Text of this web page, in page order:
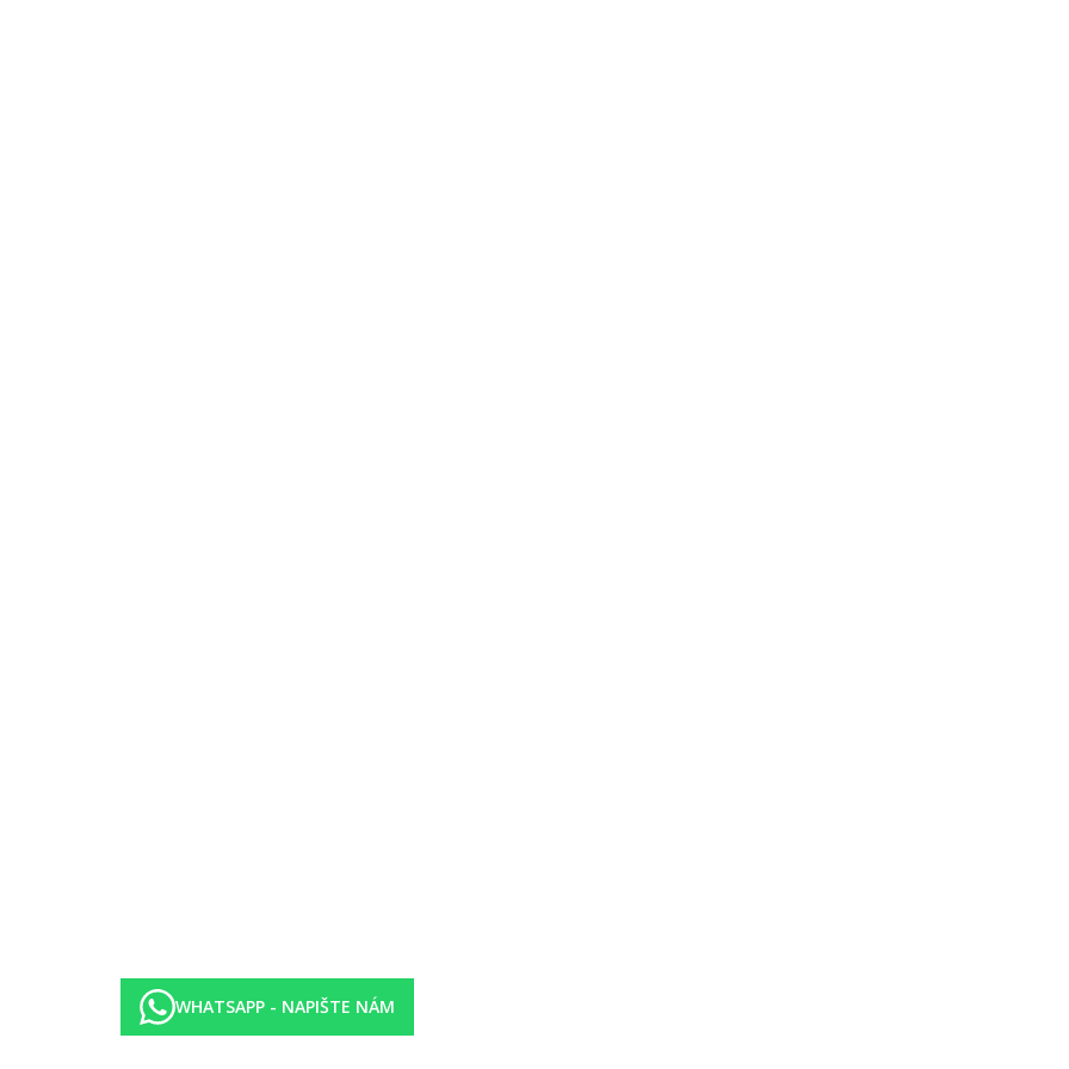
bar a maurská kavárna s TV/sat. Venku bazén s terasou na slunění s lehátky a slunečníky zdarma, snack bar u bazénu.
hlavní sezóně), telefon, TV/sat., balkon nebo terasa.
hod.)
nejhezčí pláží Tuniska.
v rámci animačních programů.
zavedením případných hygienických či protiepidemických opatření v dané destinaci.
WHATSAPP - NAPIŠTE NÁM